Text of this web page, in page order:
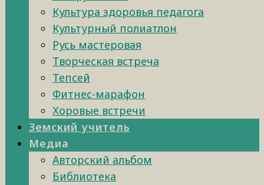
Культура здоровья педагога
Культурный полиатлон
Русь мастеровая
Творческая встреча
Тепсей
Фитнес-марафон
Хоровые встречи
Земский учитель
Медиа
Авторский альбом
Библиотека